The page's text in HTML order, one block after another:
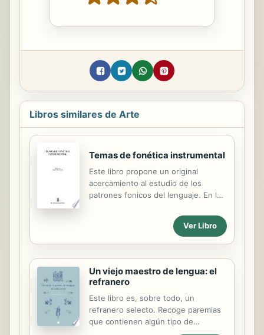
Libros similares de Arte
Temas de fonética instrumental
Este libro propone un original
acercamiento al estudio de los
patrones fonicos del lenguaje. En los
hipotesis fonologica se entreteje con
los finos hilos de la fonetica acustica.
Formantes, tonia, frecuencia
constituyen la sustancia fonica en la
que se anclan los sistemas
dimension acustica de los rasgos
distintivos permite asi tender un
puente entre la cara material y la
Ver Libro
Un viejo maestro de lengua: el
refranero
Este libro es, sobre todo, un
refranero selecto. Recoge paremias
que contienen algún tipo de
reflexión sobre el lenguaje, que